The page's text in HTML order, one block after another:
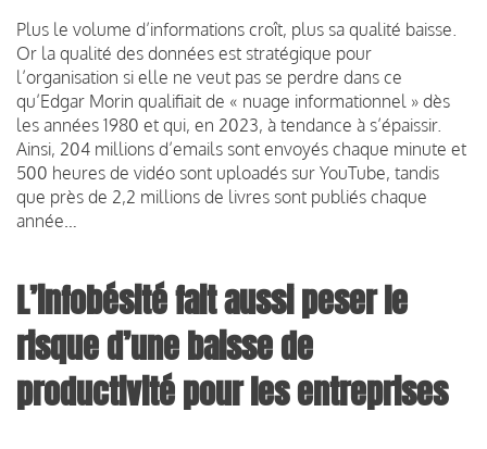
Plus le volume d’informations croît, plus sa qualité baisse.
Or la qualité des données est stratégique pour
l’organisation si elle ne veut pas se perdre dans ce
qu’Edgar Morin qualifiait de « nuage informationnel » dès
les années 1980 et qui, en 2023, à tendance à s’épaissir.
Ainsi, 204 millions d’emails sont envoyés chaque minute et
500 heures de vidéo sont uploadés sur YouTube, tandis
que près de 2,2 millions de livres sont publiés chaque
année…
L’infobésité fait aussi peser le
risque d’une baisse de
productivité pour les entreprises